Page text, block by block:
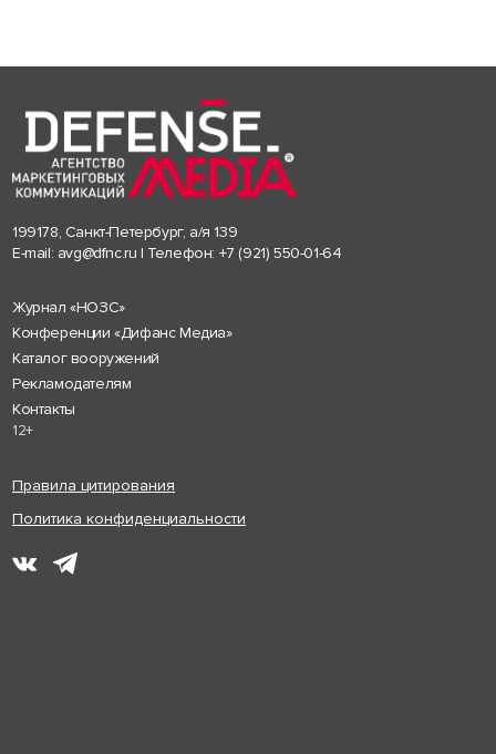
199178, Санкт-Петербург, а/я 139
E-mail: avg@dfnc.ru | Телефон: +7 (921) 550-01-64
Журнал «НОЗС»
Конференции «Дифанс Медиа»
Каталог вооружений
Рекламодателям
Контакты
12+
Правила цитирования
Политика конфиденциальности